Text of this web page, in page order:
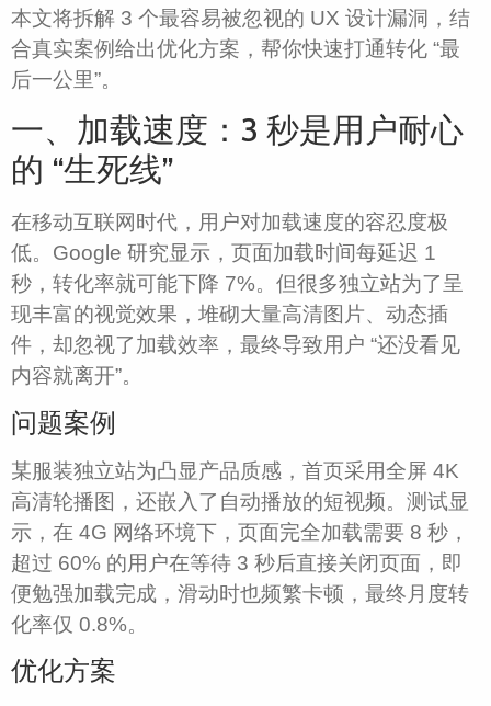
本文将拆解 3 个最容易被忽视的 UX 设计漏洞，结
合真实案例给出优化方案，帮你快速打通转化 “最
后一公里”。​
一、加载速度：3 秒是用户耐心
的 “生死线”​
在移动互联网时代，用户对加载速度的容忍度极
低。Google 研究显示，页面加载时间每延迟 1
秒，转化率就可能下降 7%。但很多独立站为了呈
现丰富的视觉效果，堆砌大量高清图片、动态插
件，却忽视了加载效率，最终导致用户 “还没看见
内容就离开”。​
问题案例​
某服装独立站为凸显产品质感，首页采用全屏 4K
高清轮播图，还嵌入了自动播放的短视频。测试显
示，在 4G 网络环境下，页面完全加载需要 8 秒，
超过 60% 的用户在等待 3 秒后直接关闭页面，即
便勉强加载完成，滑动时也频繁卡顿，最终月度转
化率仅 0.8%。​
优化方案​